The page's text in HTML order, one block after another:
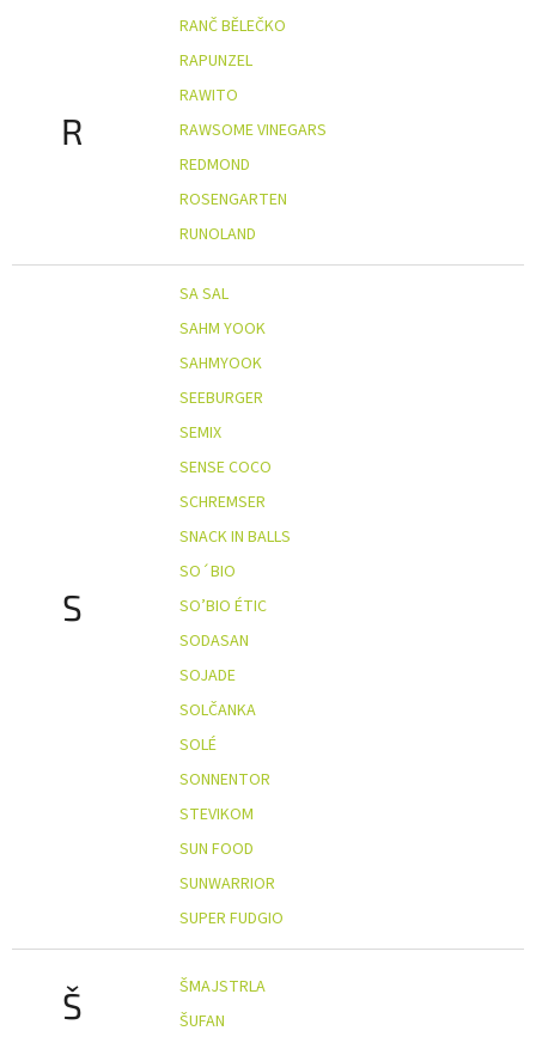
R
RANČ BĚLEČKO
RAPUNZEL
RAWITO
RAWSOME VINEGARS
REDMOND
ROSENGARTEN
RUNOLAND
S
SA SAL
SAHM YOOK
SAHMYOOK
SEEBURGER
SEMIX
SENSE COCO
SCHREMSER
SNACK IN BALLS
SO´BIO
SO’BIO ÉTIC
SODASAN
SOJADE
SOLČANKA
SOLÉ
SONNENTOR
STEVIKOM
SUN FOOD
SUNWARRIOR
SUPER FUDGIO
Š
ŠMAJSTRLA
ŠUFAN